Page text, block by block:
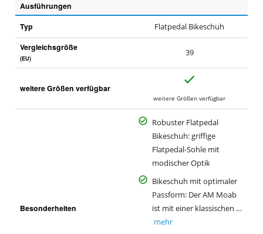
Ausführungen
Typ
Flatpedal Bikeschuh
Vergleichsgröße
(EU)
39
weitere Größen verfügbar
weitere Größen verfügbar
Besonderheiten
Robuster Flatpedal
Bikeschuh: griffige
Flatpedal-Sohle mit
modischer Optik
Bikeschuh mit optimaler
Passform: Der AM Moab
ist mit einer klassischen …
mehr